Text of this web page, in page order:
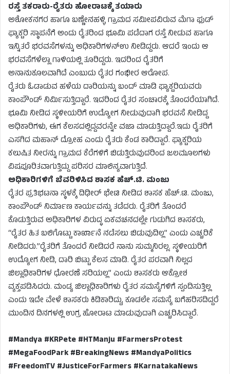
ರಸ್ತೆ ತಕರಾರು-ರೈತರು ಹೋರಾಟಕ್ಕೆ ತಯಾರು
ಅಶೋಕನಗರ ಹಾಗೂ ಬಣ್ಣೇನಹಳ್ಳಿ ಗ್ರಾಮದ ಸಮೀಪವಿರುವ ಮೆಗಾ ಫುಡ್
ಫ್ಯಾಕ್ಟರಿ ಸ್ಥಾಪನೆಗೆ ಅಂದು ರೈತರಿಂದ ಭೂಮಿ ಪಡೆದಾಗ ರಸ್ತೆ ನೀಡುವ ಹಾಗೂ
ಇನ್ನಿತರೆ ಭರವಸೆಗಳನ್ನು ಅಧಿಕಾರಿಗಳನ್ಉ ನೀಡಿದ್ದರು. ಆದರೆ ಇಂದು ಆ
ಭರವಸೆಗಳೆಲ್ಲಾ ಗಾಳಿಯಲ್ಲಿ ತೂರಿದ್ದರು. ಇದರಿಂದ ರೈತರಿಗೆ
ಅನಾನುಕೂಲವಾಗಿದೆ ಎಂಬುದು ರೈತರ ಗಂಭೀರ ಆರೋಪ.
ರೈತರು ಓಡಾಡುವ ಹಳೆಯ ದಾರಿಯನ್ನು ಬಂದ್ ಮಾಡಿ ಫ್ಯಾಕ್ಟರಿಯವರು
ಕಾಂಪೌಂಡ್ ನಿರ್ಮಿಸುತ್ತಿದ್ದಾರೆ. ಇದರಿಂದ ರೈತರ ಸಂಚಾರಕ್ಕೆ ತೊಂದರೆಯಾಗಿದೆ.
ಭೂಮಿ ನೀಡಿದ ಸ್ಥಳೀಯರಿಗೆ ಉದ್ಯೋಗ ನೀಡುವುದಾಗಿ ಭರವಸೆ ನೀಡಿದ್ದ
ಅಧಿಕಾರಿಗಳು, ಈಗ ಕೆಲಸದಲ್ಲಿದ್ದವರನ್ನೇ ವಜಾ ಮಾಡುತ್ತಿದ್ದಾರೆ.ಇದು ರೈತರಿಗೆ
ಎಸಗಿದ ಮಹಾನ್ ದ್ರೋಹ ಎಂದು ರೈತರು ಕೆಂಡ ಕಾರಿದ್ದಾರೆ. ಫ್ಯಾಕ್ಟರಿಯ
ಕಲುಷಿತ ನೀರನ್ನು ಗ್ರಾಮದ ಕೆರೆಗಳಿಗೆ ಬಿಡುತ್ತಿರುವುದರಿಂದ ಜಲಮೂಲಗಳು
ವಿಷಪೂರಿತವಾಗುತ್ತಿದ್ದು ಪರಿಸರ ಮಾಲಿನ್ಯವಾಗುತ್ತಿದೆ.
ಅಧಿಕಾರಿಗಳಿಗೆ ಬೆವರಿಳಿಸಿದ ಶಾಸಕ ಹೆಚ್.ಟಿ. ಮಂಜು
ರೈತರ ಪ್ರತಿಭಟನಾ ಸ್ಥಳಕ್ಕೆ ದಿಢೀರ್ ಭೇಟಿ ನೀಡಿದ ಶಾಸಕ ಹೆಚ್.ಟಿ. ಮಂಜು,
ಕಾಂಪೌಂಡ್ ನಿರ್ಮಾಣ ಕಾರ್ಯವನ್ನು ತಡೆದರು. ರೈತರಿಗೆ ತೊಂದರೆ
ಕೊಡುತ್ತಿರುವ ಅಧಿಕಾರಿಗಳ ವಿರುದ್ಧ ಏಕವಚನದಲ್ಲೇ ಗುಡುಗಿದ ಶಾಸಕರು,
“ರೈತರ ಹಿತ ಬಲಿಗೊಟ್ಟು ಕಾರ್ಖಾನೆ ನಡೆಸಲು ಬಿಡುವುದಿಲ್ಲ” ಎಂದು ಎಚ್ಚರಿಕೆ
ನೀಡಿದರು.”ರೈತರಿಗೆ ತೊಂದರೆ ನೀಡಿದರೆ ನಾನು ಸುಮ್ಮನಿರಲ್ಲ. ಸ್ಥಳೀಯರಿಗೆ
ಉದ್ಯೋಗ ನೀಡಿ, ದಾರಿ ಬಿಟ್ಟು ಕೆಲಸ ಮಾಡಿ. ರೈತರ ಪರವಾಗಿ ನಿಲ್ಲದ
ಜಿಲ್ಲಾಧಿಕಾರಿಗಳ ಧೋರಣೆ ಸರಿಯಲ್ಲ” ಎಂದು ಶಾಸಕರು ಆಕ್ರೋಶ
ವ್ಯಕ್ತಪಡಿಸಿದರು. ಮಂಡ್ಯ ಜಿಲ್ಲಾಧಿಕಾರಿಗಳು ರೈತರ ಸಮಸ್ಯೆಗಳಿಗೆ ಸ್ಪಂದಿಸುತ್ತಿಲ್ಲ
ಎಂದು ಇದೇ ವೇಳೆ ಶಾಸಕರು ಕಿಡಿಕಾರಿದ್ದು, ಕೂಡಲೇ ಸಮಸ್ಯೆ ಬಗೆಹರಿಸದಿದ್ದರೆ
ಮುಂದಿನ ದಿನಗಳಲ್ಲಿ ಉಗ್ರ ಹೋರಾಟ ಮಾಡುವುದಾಗಿ ಎಚ್ಚರಿಸಿದ್ದಾರೆ.
#Mandya #KRPete #HTManju #FarmersProtest
#MegaFoodPark #BreakingNews #MandyaPolitics
#FreedomTV #JusticeForFarmers #KarnatakaNews